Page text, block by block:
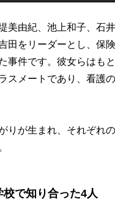
美由紀、池上和子、石
田をリーダーとし、保
事件です。彼女らはも
スメートであり、看護
りが生まれ、それぞれ
校で知り合った4人